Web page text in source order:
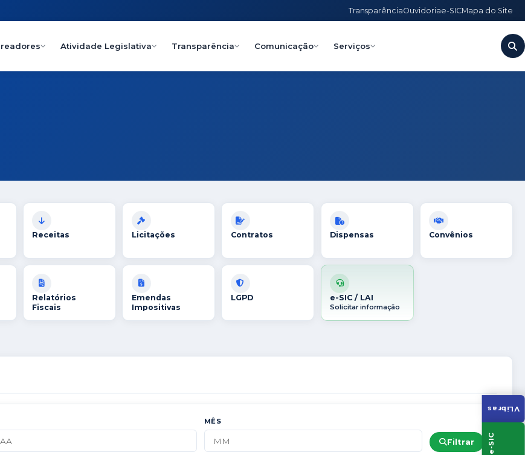
TransparênciaOuvidoriae-SICMapa do Site
Atividade Legislativa Transparência Comunicação Serviços
VLibras
e-SIC
Receitas Licitações Contratos Dispensas Convênios
Relatórios
Fiscais
Emendas
Impositivas
LGPD e-SIC / LAI
Solicitar informação
MÊS
Filtrar